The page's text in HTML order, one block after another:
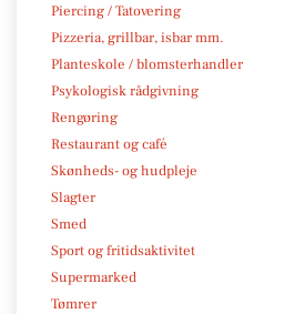
Piercing / Tatovering
Pizzeria, grillbar, isbar mm.
Planteskole / blomsterhandler
Psykologisk rådgivning
Rengøring
Restaurant og café
Skønheds- og hudpleje
Slagter
Smed
Sport og fritidsaktivitet
Supermarked
Tømrer